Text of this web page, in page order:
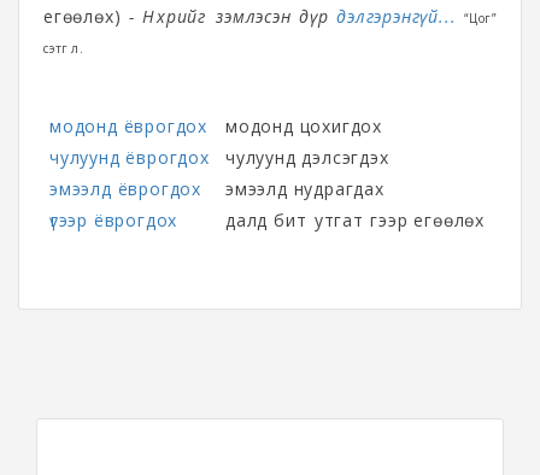
егөөлөх) - Нөхрийгөө зэмлэсэн дүрдэлгэрэнгүй...
“Цог”
сэтгүүл.
модонд ёврогдох
модонд цохигдох
чулуунд ёврогдох
чулуунд дэлсэгдэх
эмээлд ёврогдох
эмээлд нудрагдах
үгээр ёврогдох
далд битүү утгат үгээр егөөлөх